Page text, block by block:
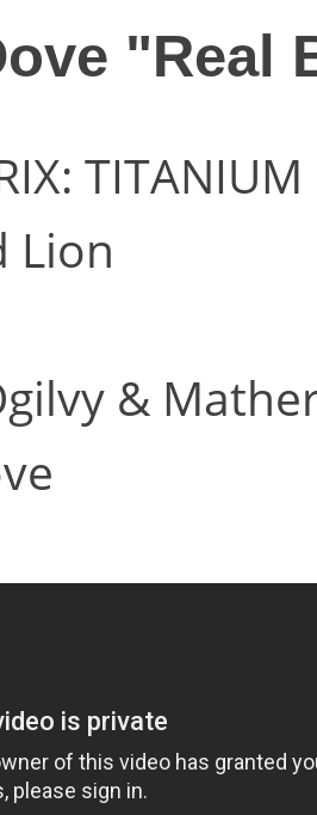
"Real
TITANIUM
Lion
&